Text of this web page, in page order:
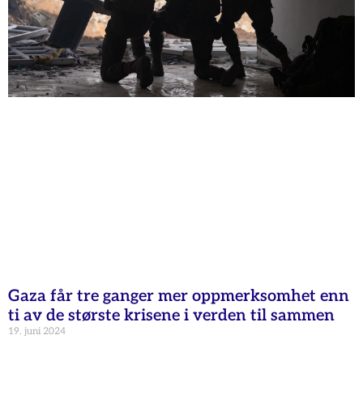
Gaza får tre ganger mer oppmerksomhet enn
ti av de største krisene i verden til sammen
19. juni 2024